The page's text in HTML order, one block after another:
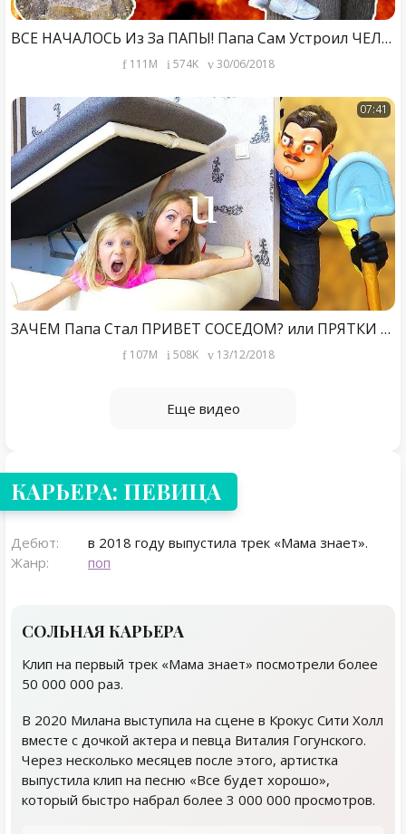
КАРЬЕРА: ПЕВИЦА
Дебют:
в 2018 году выпустила трек «Мама знает».
Жанр:
поп
СОЛЬНАЯ КАРЬЕРА
Клип на первый трек «Мама знает» посмотрели более
50 000 000 раз.
В 2020 Милана выступила на сцене в Крокус Сити Холл
вместе с дочкой актера и певца Виталия Гогунского.
Через несколько месяцев после этого, артистка
выпустила клип на песню «Все будет хорошо»,
который быстро набрал более 3 000 000 просмотров.
ВСЕ НАЧАЛОСЬ Из За ПАПЫ! Папа Сам Устроил ЧЕЛЛЕНДЖ Пол Это ЛАВА или Floor is lava Chellenge
111M 574K 30/06/2018
07:41
ЗАЧЕМ Папа Стал ПРИВЕТ СОСЕДОМ? или ПРЯТКИ с ПРИВЕТ СОСЕД у НАС ДОМА! Скетч от Family Box
107M 508K 13/12/2018
Еще видео